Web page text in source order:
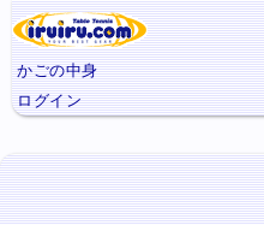
かごの中身
ログイン